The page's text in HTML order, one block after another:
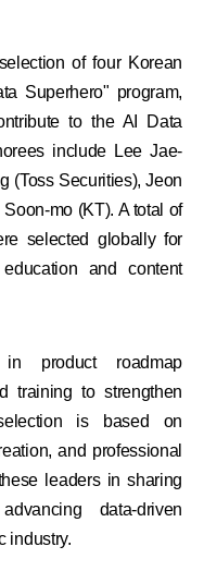
of four Korean
Superhero" program,
to the AI Data
include Lee Jae-
(Toss Securities), Jeon
mo (KT). A total of
selected globally for
and content
in product roadmap
training to strengthen
is based on
and professional
leaders in sharing
data-driven
industry.